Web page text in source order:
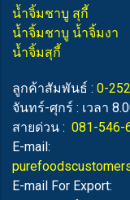
น้ำจิ้มชาบู สุกี้
น้ำจิ้มชาบู น้ำจิ้มงา
น้ำจิ้มสุกี้
ลูกค้าสัมพันธ์ : 0-
จันทร์-ศุกร์ : เวลา
สายด่วน : 081-546-
E-mail:
E-mail For Export: